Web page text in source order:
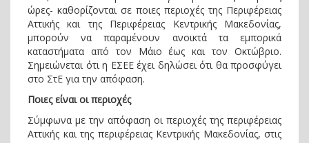
ώρες- καθορίζονται σε ποιες περιοχές της Περιφέρειας
Αττικής και της Περιφέρειας Κεντρικής Μακεδονίας,
μπορούν να παραμένουν ανοικτά τα εμπορικά
καταστήματα από τον Μάιο έως και τον Οκτώβριο.
Σημειώνεται ότι η ΕΣΕΕ έχει δηλώσει ότι θα προσφύγει
στο ΣτΕ για την απόφαση.
Ποιες είναι οι περιοχές
Σύμφωνα με την απόφαση οι περιοχές της περιφέρειας
Αττικής και της περιφέρειας Κεντρικής Μακεδονίας, στις